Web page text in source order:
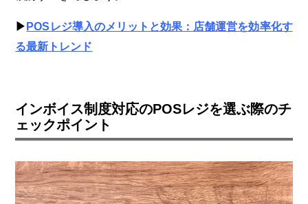
▶︎ POSレジ導入のメリットと効果：店舗運営を効率化す
る最新トレンド
インボイス制度対応のPOSレジを選ぶ際のチ
ェックポイント